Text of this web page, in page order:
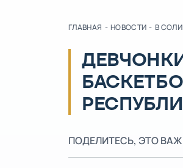
ГЛАВНАЯ - НОВОСТИ - В
ПОДЕЛИТЕСЬ, ЭТО